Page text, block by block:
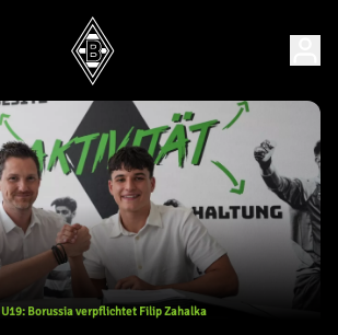
U19: Borussia verpflichtet Filip Zahalka